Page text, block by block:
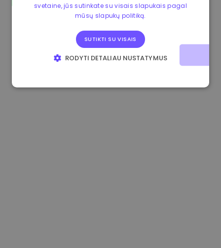
1.190000 € -2.10% 3.3B €
svetaine, jūs sutinkate su visais slapukais pagal
mūsų slapukų politiką.
SUTIKTI SU VISAIS
RODYTI DETALIAU NUSTATYMUS